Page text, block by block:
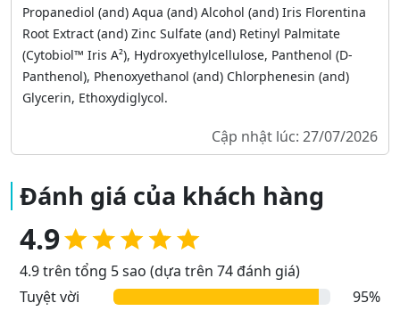
Propanediol (and) Aqua (and) Alcohol (and) Iris Florentina
Root Extract (and) Zinc Sulfate (and) Retinyl Palmitate
(Cytobiol™ Iris A²), Hydroxyethylcellulose, Panthenol (D-
Panthenol), Phenoxyethanol (and) Chlorphenesin (and)
Glycerin, Ethoxydiglycol.
Cập nhật lúc: 27/07/2026
Đánh giá của khách hàng
4.9
4.9 trên tổng 5 sao (dựa trên 74 đánh giá)
Tuyệt vời
95%